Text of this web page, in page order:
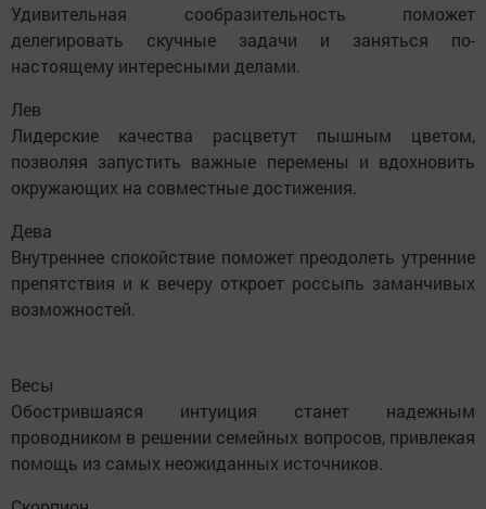
Удивительная сообразительность поможет
делегировать скучные задачи и заняться по-
настоящему интересными делами.
Лев
Лидерские качества расцветут пышным цветом,
позволяя запустить важные перемены и вдохновить
окружающих на совместные достижения.
Дева
Внутреннее спокойствие поможет преодолеть утренние
препятствия и к вечеру откроет россыпь заманчивых
возможностей.
Весы
Обострившаяся интуиция станет надежным
проводником в решении семейных вопросов, привлекая
помощь из самых неожиданных источников.